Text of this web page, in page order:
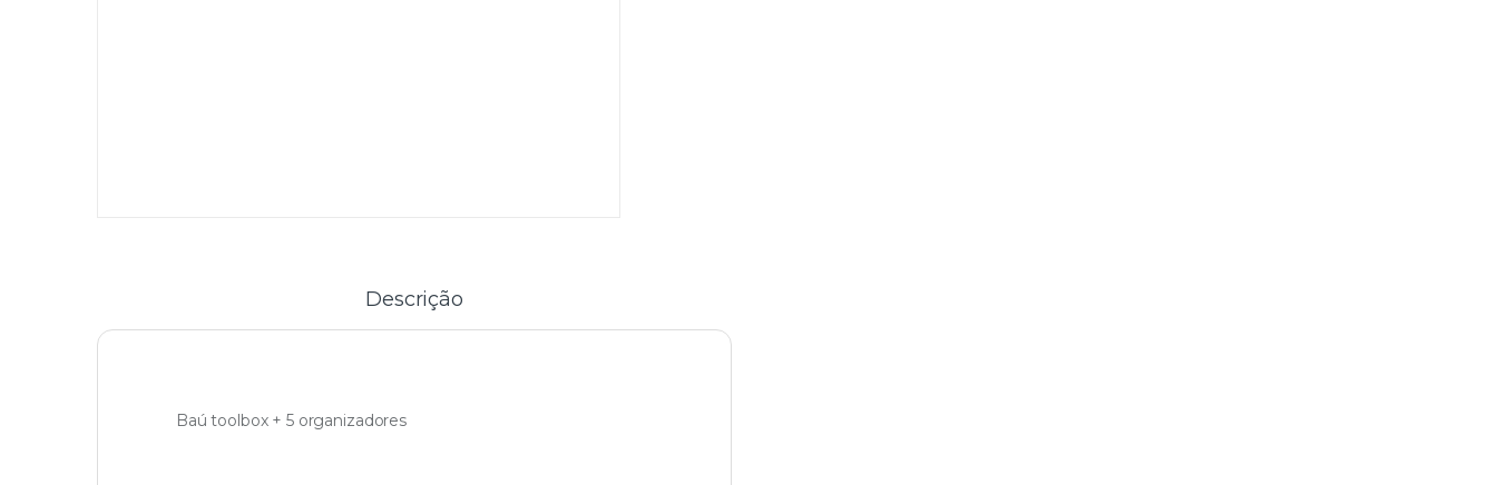
Descrição
Baú toolbox + 5 organizadores